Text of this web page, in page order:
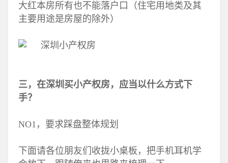
大红本房所有也不能落户口（住宅用地类及其
主要用途是房屋的除外）
三，在深圳买小产权房，应当以什么方式下
手？
NO1，要求踩盘整体规划
下面请各位朋友们收拢小桌板，把手机耳机学